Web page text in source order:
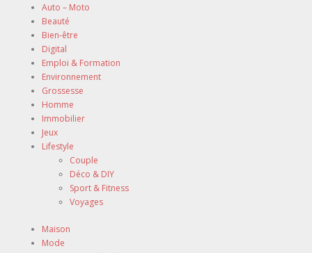
Auto – Moto
Beauté
Bien-être
Digital
Emploi & Formation
Environnement
Grossesse
Homme
Immobilier
Jeux
Lifestyle
Couple
Déco & DIY
Sport & Fitness
Voyages
Maison
Mode